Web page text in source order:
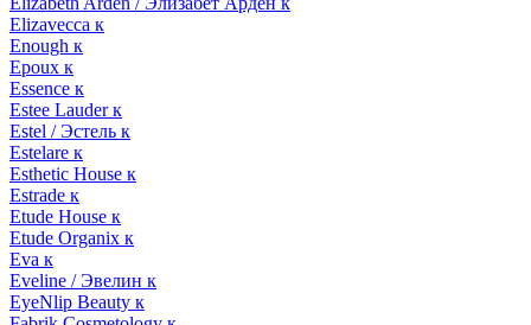
Elizavecca к
Enough к
Epoux к
Essence к
Estee Lauder к
Estel / Эстель к
Estelare к
Esthetic House к
Estrade к
Etude House к
Etude Organix к
Eva к
Eveline / Эвелин к
EyeNlip Beauty к